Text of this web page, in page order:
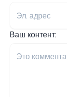
Ваш контент: